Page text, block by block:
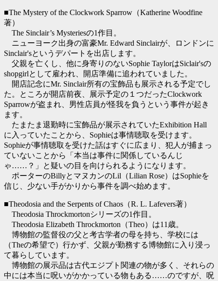
■The Mystery of the Clockwork Sparrow（Katherine Woodfine
著）
The Sinclair’s Mysteriesの1作目。
ニューヨーク出身の富豪Mr. Edward Sinclairが、ロンドンに
Sinclair'sというデパートを出店します。
父親を亡くし、他に身寄りのないSophie TaylorはSiclair'sの
shopgirlとして雇われ、開店準備に追われていました。
開店記念にMr. Sinclair所有の宝飾品も展示される予定でし
た。ところが開店前夜、展示予定の１つだったClockwork
Sparrowが盗まれ、男性店員が怪我を負うという事件が起き
ます。
たまたま退勤時に宝飾品が展示されていたExhibition Hall
に入っていたことから、Sophieは事情聴取を受けます。
Sophieが事情聴取を受けた話はすぐに広まり、犯人が捕まっ
ていないことから「本当は事件に関係しているんじ
ゃ……？」と疑いの目を向けられるようになります。
ポーターのBillyとマヌカンのLil（Lilian Rose）はSophieを
信じ、少ない手がかりから事件を調べ始めます。
■Theodosia and the Serpents of Chaos（R. L. Lafevers著）
Theodosia Throckmortonシリーズの1作目。
Theodosia Elizabeth Throckmorton（Theo）は11歳。
博物館の監督役の父と考古学者の母を持ち、学校には
（Theの希望で）行かず、父親が勤務する博物館に入り浸っ
て暮らしています。
博物館の展示品は古代エジプト関連の物が多く、それらの
中には本当に呪いがかかっている物もある……のですが、呪